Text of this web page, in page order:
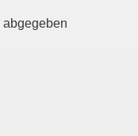
abgegeben